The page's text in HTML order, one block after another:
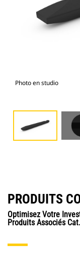
Photo en studio
PRODUITS
Optimisez Votre
Produits Associés Cat.